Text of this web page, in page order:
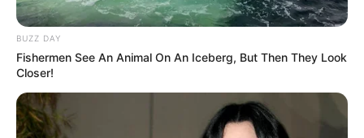
BUZZ DAY
Fishermen See An Animal On An Iceberg, But Then They Look
Closer!